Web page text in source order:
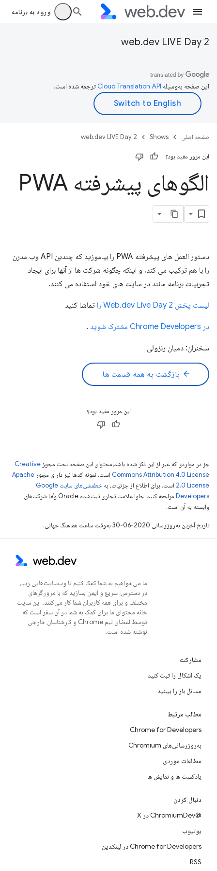
ورود به برنامه
web.dev LIVE Day 2
این صفحه به‌وسیله ترجمه شده است.
صفحه اصلی Shows
web.dev LIVE Day 2
این مرور مفید بود؟
الگوهای پیشرفته PWA
دستور العمل های پیشرفته PWA را بیاموزید که چندین API وب مدرن
را با هم ترکیب می کند، و اینکه چگونه شرکت ها از آنها برای ایجاد
تجربیات برنامه مانند در سایت های خود استفاده می کنند.
لیست پخش Web.dev Live Day 2 را تماشا کنید
در Chrome Developers مشترک شوید .
سخنران: دمیان رنزولی
arrow_back بازگشت به همه قسمت ها
این مرور مفید بود؟
جز در مواردی که غیر از این ذکر شده باشد،‌محتوای این صفحه تحت مجوز Creative
Commons Attribution 4.0 License است. نمونه کدها نیز دارای مجوز Apache
2.0 License است. برای اطلاع از جزئیات، به
خطمشی‌های سایت Google
Developers‏
مراجعه کنید. جاوا علامت تجاری ثبت‌شده Oracle و/یا شرکت‌های
وابسته به آن است.
تاریخ آخرین به‌روزرسانی 2020-06-30 به‌وقت ساعت هماهنگ جهانی.
ما می‌خواهیم به شما کمک کنیم تا وب‌سایت‌هایی زیبا،
در دسترس، سریع و ایمن بسازید که با مرورگرهای
مختلف و برای همه کاربران شما کار می‌کنند. این سایت
خانه محتوای ما برای کمک به شما در آن سفر است که
توسط اعضای تیم Chrome و کارشناسان خارجی
نوشته شده است.
مشارکت
یک اشکال را ثبت کنید
مسائل باز را ببینید
مطالب مرتبط
Chrome for Developers
به‌روزرسانی‌های Chromium
مطالعات موردی
پادکست ها و نمایش ها
دنبال کردن
@ChromiumDev در X
یوتیوب
Chrome for Developers در لینکدین
RSS